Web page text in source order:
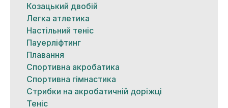
Козацький двобій
Легка атлетика
Настільний теніс
Пауерліфтинг
Плавання
Спортивна акробатика
Спортивна гімнастика
Стрибки на акробатичній доріжці
Теніс